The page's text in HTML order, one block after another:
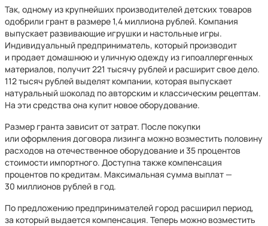
Так, одному из крупнейших производителей детских товаров
одобрили грант в размере 1,4 миллиона рублей. Компания
выпускает развивающие игрушки и настольные игры.
Индивидуальный предприниматель, который производит
и продает домашнюю и уличную одежду из гипоаллергенных
материалов, получит 221 тысячу рублей и расширит свое дело.
112 тысяч рублей выделят компании, которая выпускает
натуральный шоколад по авторским и классическим рецептам.
На эти средства она купит новое оборудование.
Размер гранта зависит от затрат. После покупки
или оформления договора лизинга можно возместить половину
расходов на отечественное оборудование и 35 процентов
стоимости импортного. Доступна также компенсация
процентов по кредитам. Максимальная сумма выплат —
30 миллионов рублей в год.
По предложению предпринимателей город расширил период,
за который выдается компенсация. Теперь можно возместить